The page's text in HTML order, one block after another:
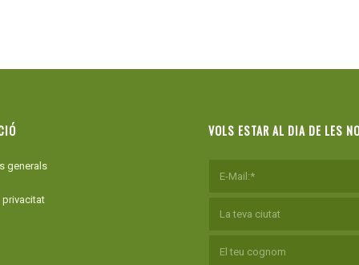
generals
privacitat
VOLS ESTAR AL DIA DE LES